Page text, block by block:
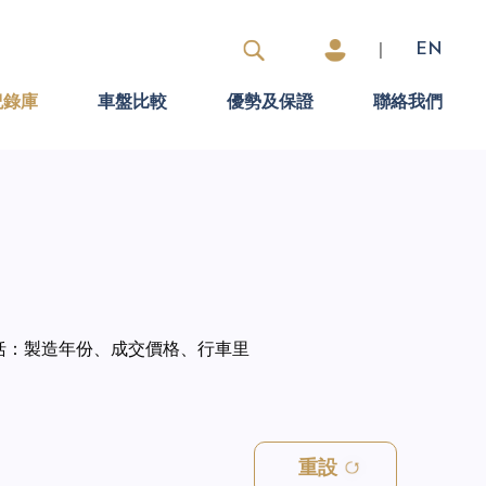
EN
錄庫 車盤比較 優勢及保證 聯絡我們
製造年份、成交價格、行車里
重設